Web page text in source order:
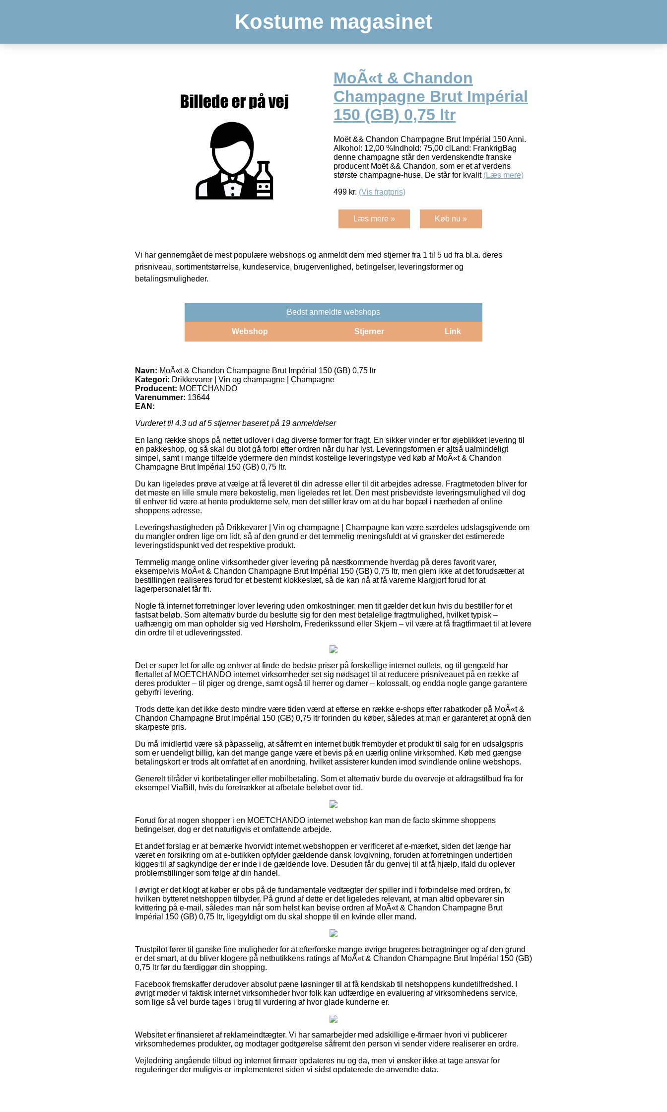
Kostume magasinet
MoÃ«t & Chandon
Champagne Brut Impérial
150 (GB) 0,75 ltr
Moët && Chandon Champagne Brut Impérial 150 Anni.
Alkohol: 12,00 %Indhold: 75,00 clLand: FrankrigBag
denne champagne står den verdenskendte franske
producent Moët && Chandon, som er et af verdens
største champagne-huse. De står for kvalit (Læs mere)
499 kr. (Vis fragtpris)
Læs mere » Køb nu »
Vi har gennemgået de mest populære webshops og anmeldt dem med stjerner fra 1 til 5 ud fra bl.a. deres
prisniveau, sortimentstørrelse, kundeservice, brugervenlighed, betingelser, leveringsformer og
betalingsmuligheder.
Bedst anmeldte webshops
Webshop Stjerner Link
Navn: MoÃ«t & Chandon Champagne Brut Impérial 150 (GB) 0,75 ltr
Kategori: Drikkevarer | Vin og champagne | Champagne
Producent: MOETCHANDO
Varenummer: 13644
EAN:
Vurderet til 4.3 ud af 5 stjerner baseret på 19 anmeldelser
En lang række shops på nettet udlover i dag diverse former for fragt. En sikker vinder er for øjeblikket levering til
en pakkeshop, og så skal du blot gå forbi efter ordren når du har lyst. Leveringsformen er altså ualmindeligt
simpel, samt i mange tilfælde ydermere den mindst kostelige leveringstype ved køb af MoÃ«t & Chandon
Champagne Brut Impérial 150 (GB) 0,75 ltr.
Du kan ligeledes prøve at vælge at få leveret til din adresse eller til dit arbejdes adresse. Fragtmetoden bliver for
det meste en lille smule mere bekostelig, men ligeledes ret let. Den mest prisbevidste leveringsmulighed vil dog
til enhver tid være at hente produkterne selv, men det stiller krav om at du har bopæl i nærheden af online
shoppens adresse.
Leveringshastigheden på Drikkevarer | Vin og champagne | Champagne kan være særdeles udslagsgivende om
du mangler ordren lige om lidt, så af den grund er det temmelig meningsfuldt at vi gransker det estimerede
leveringstidspunkt ved det respektive produkt.
Temmelig mange online virksomheder giver levering på næstkommende hverdag på deres favorit varer,
eksempelvis MoÃ«t & Chandon Champagne Brut Impérial 150 (GB) 0,75 ltr, men glem ikke at det forudsætter at
bestillingen realiseres forud for et bestemt klokkeslæt, så de kan nå at få varerne klargjort forud for at
lagerpersonalet får fri.
Nogle få internet forretninger lover levering uden omkostninger, men tit gælder det kun hvis du bestiller for et
fastsat beløb. Som alternativ burde du beslutte sig for den mest betalelige fragtmulighed, hvilket typisk –
uafhængig om man opholder sig ved Hørsholm, Frederikssund eller Skjern – vil være at få fragtfirmaet til at levere
din ordre til et udleveringssted.
Det er super let for alle og enhver at finde de bedste priser på forskellige internet outlets, og til gengæld har
flertallet af MOETCHANDO internet virksomheder set sig nødsaget til at reducere prisniveauet på en række af
deres produkter – til piger og drenge, samt også til herrer og damer – kolossalt, og endda nogle gange garantere
gebyrfri levering.
Trods dette kan det ikke desto mindre være tiden værd at efterse en række e-shops efter rabatkoder på MoÃ«t &
Chandon Champagne Brut Impérial 150 (GB) 0,75 ltr forinden du køber, således at man er garanteret at opnå den
skarpeste pris.
Du må imidlertid være så påpasselig, at såfremt en internet butik frembyder et produkt til salg for en udsalgspris
som er uendeligt billig, kan det mange gange være et bevis på en uærlig online virksomhed. Køb med gængse
betalingskort er trods alt omfattet af en anordning, hvilket assisterer kunden imod svindlende online webshops.
Generelt tilråder vi kortbetalinger eller mobilbetaling. Som et alternativ burde du overveje et afdragstilbud fra for
eksempel ViaBill, hvis du foretrækker at afbetale beløbet over tid.
Forud for at nogen shopper i en MOETCHANDO internet webshop kan man de facto skimme shoppens
betingelser, dog er det naturligvis et omfattende arbejde.
Et andet forslag er at bemærke hvorvidt internet webshoppen er verificeret af e-mærket, siden det længe har
været en forsikring om at e-butikken opfylder gældende dansk lovgivning, foruden at forretningen undertiden
kigges til af sagkyndige der er inde i de gældende love. Desuden får du genvej til at få hjælp, ifald du oplever
problemstillinger som følge af din handel.
I øvrigt er det klogt at køber er obs på de fundamentale vedtægter der spiller ind i forbindelse med ordren, fx
hvilken bytteret netshoppen tilbyder. På grund af dette er det ligeledes relevant, at man altid opbevarer sin
kvittering på e-mail, således man når som helst kan bevise ordren af MoÃ«t & Chandon Champagne Brut
Impérial 150 (GB) 0,75 ltr, ligegyldigt om du skal shoppe til en kvinde eller mand.
Trustpilot fører til ganske fine muligheder for at efterforske mange øvrige brugeres betragtninger og af den grund
er det smart, at du bliver klogere på netbutikkens ratings af MoÃ«t & Chandon Champagne Brut Impérial 150 (GB)
0,75 ltr før du færdiggør din shopping.
Facebook fremskaffer derudover absolut pæne løsninger til at få kendskab til netshoppens kundetilfredshed. I
øvrigt møder vi faktisk internet virksomheder hvor folk kan udfærdige en evaluering af virksomhedens service,
som lige så vel burde tages i brug til vurdering af hvor glade kunderne er.
Websitet er finansieret af reklameindtægter. Vi har samarbejder med adskillige e-firmaer hvori vi publicerer
virksomhedernes produkter, og modtager godtgørelse såfremt den person vi sender videre realiserer en ordre.
Vejledning angående tilbud og internet firmaer opdateres nu og da, men vi ønsker ikke at tage ansvar for
reguleringer der muligvis er implementeret siden vi sidst opdaterede de anvendte data.